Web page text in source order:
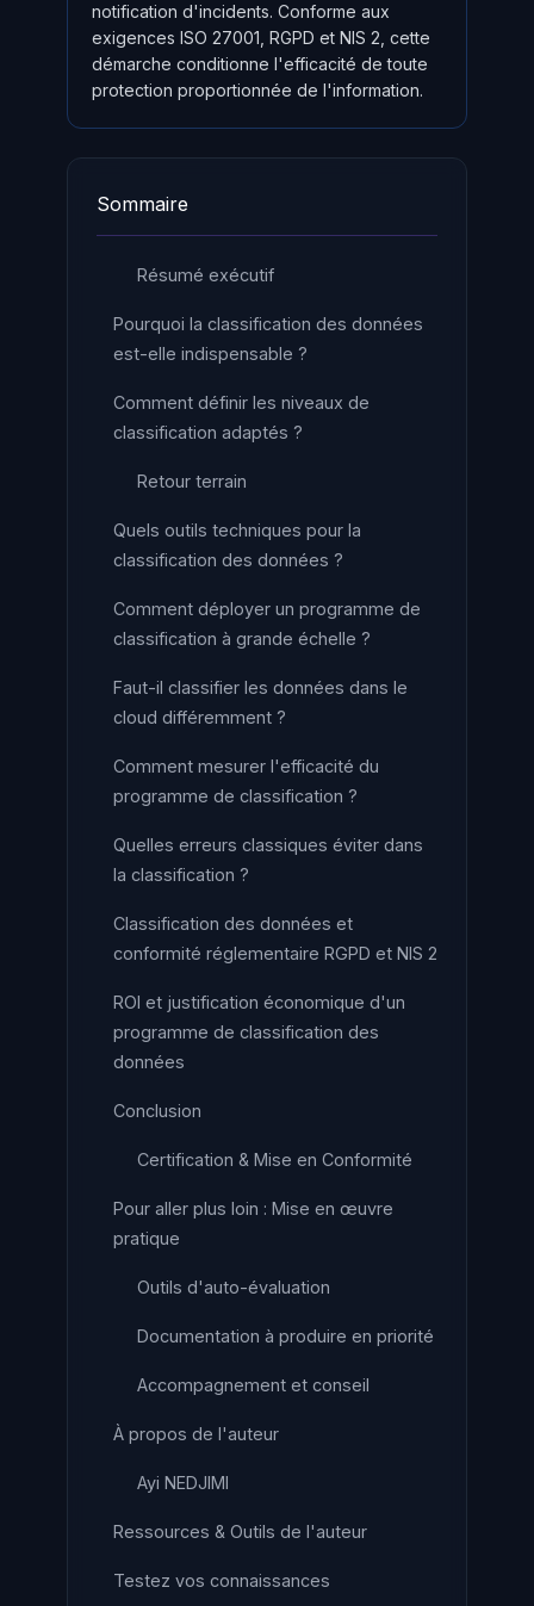
notification d'incidents. Conforme aux
exigences ISO 27001, RGPD et NIS 2, cette
démarche conditionne l'efficacité de toute
protection proportionnée de l'information.
Sommaire
Résumé exécutif
Pourquoi la classification des données
est-elle indispensable ?
Comment définir les niveaux de
classification adaptés ?
Retour terrain
Quels outils techniques pour la
classification des données ?
Comment déployer un programme de
classification à grande échelle ?
Faut-il classifier les données dans le
cloud différemment ?
Comment mesurer l'efficacité du
programme de classification ?
Quelles erreurs classiques éviter dans
la classification ?
Classification des données et
conformité réglementaire RGPD et NIS 2
ROI et justification économique d'un
programme de classification des
données
Conclusion
Certification & Mise en Conformité
Pour aller plus loin : Mise en œuvre
pratique
Outils d'auto-évaluation
Documentation à produire en priorité
Accompagnement et conseil
À propos de l'auteur
Ayi NEDJIMI
Ressources & Outils de l'auteur
Testez vos connaissances